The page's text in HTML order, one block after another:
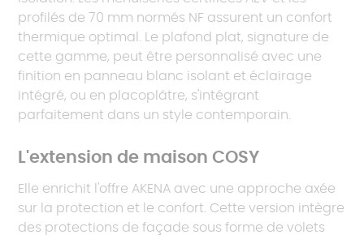
profilés de 70 mm normés NF assurent un confort
thermique optimal. Le plafond plat, signature de
cette gamme, peut être personnalisé avec une
finition en panneau blanc isolant et éclairage
intégré, ou en placoplâtre, s'intégrant
parfaitement dans un style contemporain.
L'extension de maison COSY
Elle enrichit l'offre AKENA avec une approche axée
sur la protection et le confort. Cette version intègre
des protections de façade sous forme de volets